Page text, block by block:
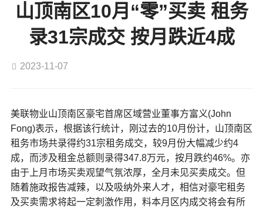
山顶南区10月“零”买卖 租务
录31宗成交 按月跌近4成
2023-11-07
美联物业山顶南区豪宅首席区域营业董事方富义(John
Fong)表示，根据该行统计，刚过去的10月份计，山顶南区
租务市场共录得约31宗租务成交，较9月份大幅减少约4
成，而涉及租金总额则录得347.8万元，按月跌约46%。亦
由于上月市场买卖观望气氛浓厚，全月未见买卖成交。但
随着施政报告减辣，以及吸纳外来人才，相信对豪宅租务
及买卖需求将起一定刺激作用，料本月区内成交将会有所